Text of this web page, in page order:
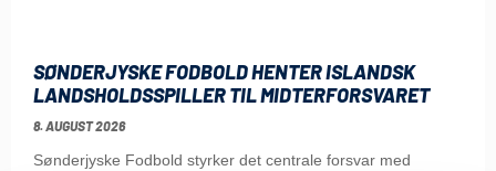
SØNDERJYSKE FODBOLD HENTER ISLANDSK
LANDSHOLDSSPILLER TIL MIDTERFORSVARET
8. AUGUST 2026
Sønderjyske Fodbold styrker det centrale forsvar med